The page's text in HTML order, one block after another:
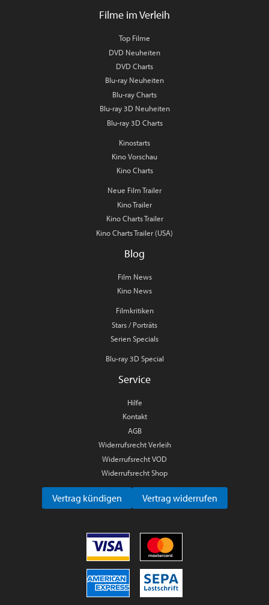
Filme im Verleih
Top Filme
DVD Neuheiten
DVD Charts
Blu-ray Neuheiten
Blu-ray Charts
Blu-ray 3D Neuheiten
Blu-ray 3D Charts
Kinostarts
Kino Vorschau
Kino Charts
Neue Film Trailer
Kino Trailer
Kino Charts Trailer
Kino Charts Trailer (USA)
Blog
Film News
Kino News
Filmkritiken
Stars / Porträts
Serien Specials
Blu-ray 3D Special
Service
Hilfe
Kontakt
AGB
Widerrufsrecht Verleih
Widerrufsrecht VOD
Widerrufsrecht Shop
Vertrag kündigen Vertrag widerrufen